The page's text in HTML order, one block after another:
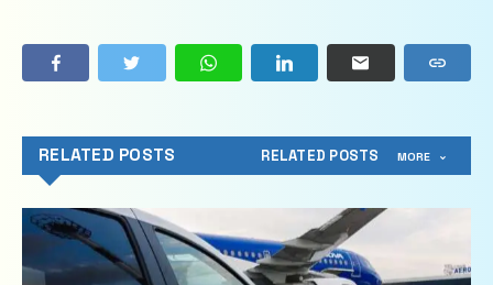
RELATED POSTS RELATED POSTS MORE